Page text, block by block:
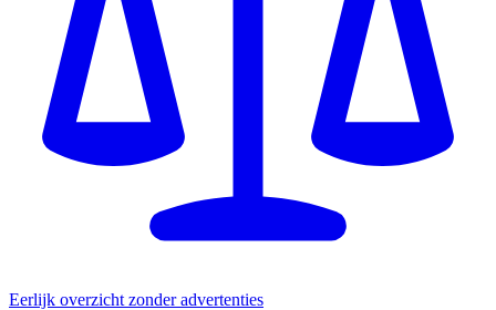
Eerlijk overzicht zonder advertenties